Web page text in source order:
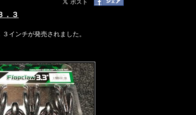
．３
インチが発売されました。